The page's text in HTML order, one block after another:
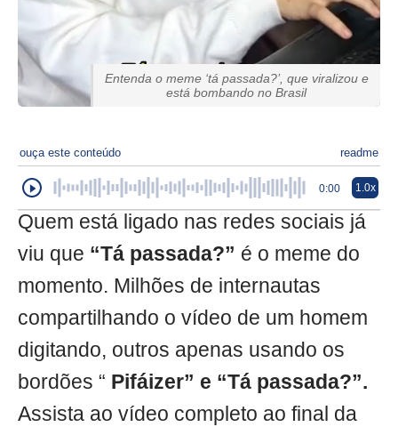
Entenda o meme ‘tá passada?’, que viralizou e
está bombando no Brasil
ouça este conteúdo readme
0:00 1.0x
Quem está ligado nas redes sociais já
viu que “Tá passada?” é o meme do
momento. Milhões de internautas
compartilhando o vídeo de um homem
digitando, outros apenas usando os
bordões “ Pifáizer” e “Tá passada?”.
Assista ao vídeo completo ao final da